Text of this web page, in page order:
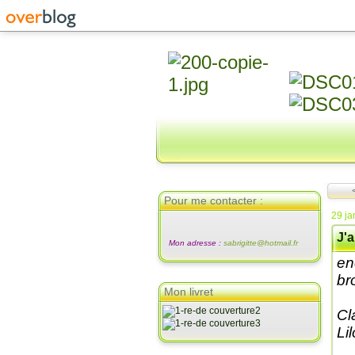
Pour me contacter :
Mon adresse : sabrigitte@hotmail.fr
Mon livret
29